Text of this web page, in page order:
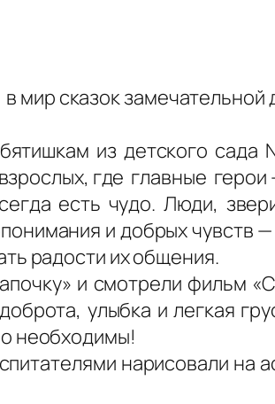
мир сказок замечательной
из детского
где главные
есть чудо. Люди,
и добрых чувств
радости их общения.
и смотрели фильм
улыбка и легкая
необходимы!
нарисовали на